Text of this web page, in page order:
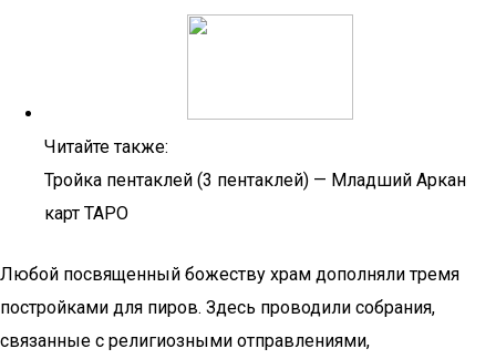
Читайте также:
Тройка пентаклей (3 пентаклей) — Младший Аркан
карт ТАРО
Любой посвященный божеству храм дополняли тремя
постройками для пиров. Здесь проводили собрания,
связанные с религиозными отправлениями,